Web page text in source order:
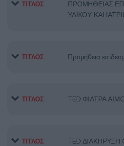
ΤΙΤΛΟΣ
ΠΡΟΜΗΘΕΙΑΣ
ΥΛΙΚΟΥ ΚΑΙ
ΤΙΤΛΟΣ Προμήθεια
ΤΙΤΛΟΣ TED ΦΙΛΤΡΑ
ΤΙΤΛΟΣ
TED